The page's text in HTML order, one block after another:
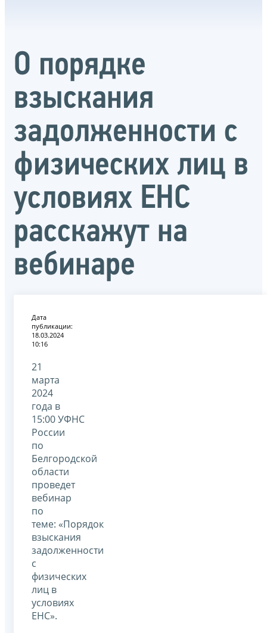
О порядке
взыскания
задолженности с
физических лиц в
условиях ЕНС
расскажут на
вебинаре
Дата
публикации:
18.03.2024
10:16
21
марта
2024
года в
15:00 УФНС
России
по
Белгородской
области
проведет
вебинар
по
теме: «Порядок
взыскания
задолженности
с
физических
лиц в
условиях
ЕНС».